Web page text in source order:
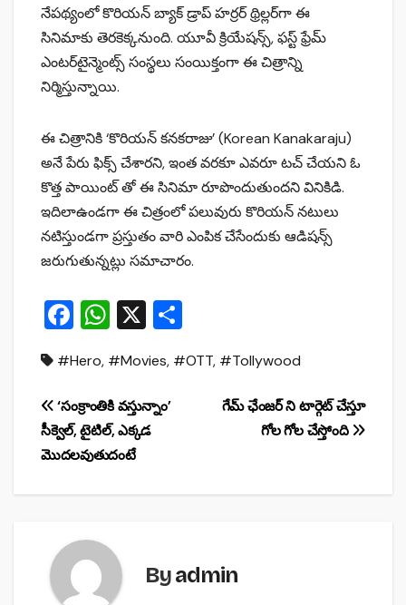
నేప‌థ్యంలో కొరియన్‌ బ్యాక్‌ డ్రాప్‌ హ‌ర్ర‌ర్ థ్రిల్ల‌ర్‌గా ఈ
సినిమాకు తెర‌కెక్క‌నుంది. యూవీ క్రియేషన్స్‌, ఫస్ట్‌ ఫ్రేమ్‌
ఎంటర్‌టైన్మెంట్స్‌ సంస్థలు సంయిక్తంగా ఈ చిత్రాన్ని
నిర్మిస్తున్నాయి.
ఈ చిత్రానికి ‘కొరియన్‌ కనకరాజు’ (Korean Kanakaraju)
అనే పేరు ఫిక్స్ చేశార‌ని, ఇంత‌ వరకూ ఎవ‌రూ టచ్‌ చేయని ఓ
కొత్త పాయింట్‌ తో ఈ సినిమా రూపొందుతుంద‌ని వినికిడి.
ఇదిలాఉండ‌గా ఈ చిత్రంలో ప‌లువురు కొరియన్‌ నటులు
న‌టిస్తుండ‌గా ప్ర‌స్తుతం వారి ఎంపిక చేసేందుకు ఆడిషన్స్‌
జరుగుతున్నట్లు స‌మాచారం.
F
c
e
b
o
o
W
at
s
A
p
p
X
ar
#Hero, #Movies, #OTT, #Tollywood
Post
navigation
గేమ్ ఛేంజర్ ని టార్గెట్ చేస్తూ
గోల గోల చేస్తోంది
‘సంక్రాంతికి వస్తున్నాం’
సీక్వెల్, టైటిల్, ఎక్కడ
మొదలవుతుదంటే
Byadmin